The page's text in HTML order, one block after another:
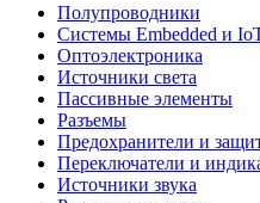
Полупроводники
Системы Embedded и
Oптоэлектроника
Источники света
Пассивные элементы
Разъeмы
Предохранители и
Переключатели и
Источники звука